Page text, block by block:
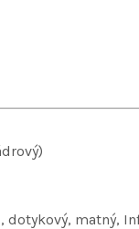
dotykový, matný,